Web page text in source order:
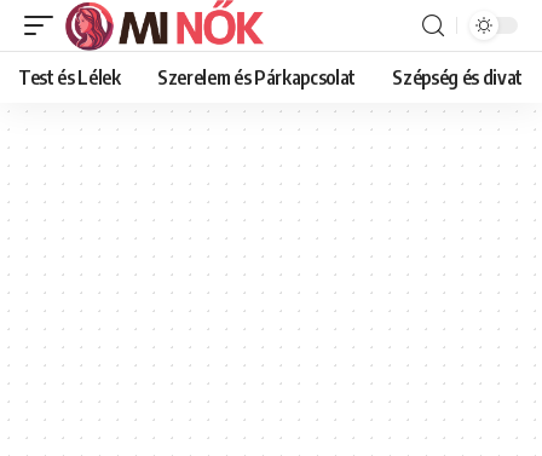
Test és Lélek Szerelem és Párkapcsolat Szépség és divat